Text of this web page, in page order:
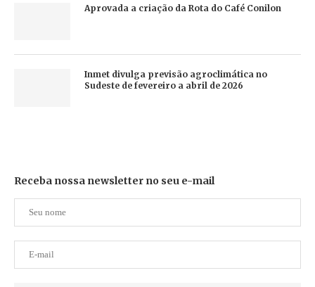
Aprovada a criação da Rota do Café Conilon
Inmet divulga previsão agroclimática no
Sudeste de fevereiro a abril de 2026
Receba nossa newsletter no seu e-mail